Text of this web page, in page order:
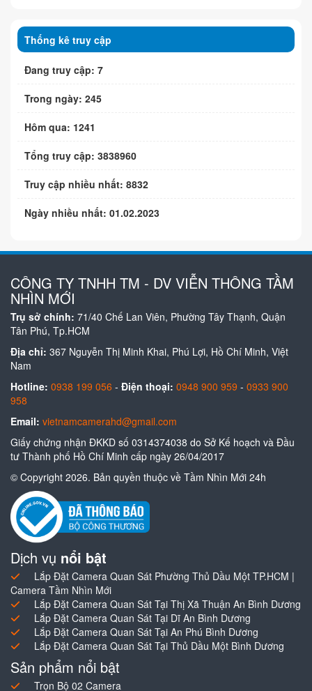
Thống kê truy cập
Đang truy cập: 7
Trong ngày: 245
Hôm qua: 1241
Tổng truy cập: 3838960
Truy cập nhiều nhất: 8832
Ngày nhiều nhất: 01.02.2023
CÔNG TY TNHH TM - DV VIỄN THÔNG TẦM
NHÌN MỚI
Trụ sở chính: 71/40 Chế Lan Viên, Phường Tây Thạnh, Quận
Tân Phú, Tp.HCM
Địa chỉ: 367 Nguyễn Thị Minh Khai, Phú Lợi, Hồ Chí Minh, Việt
Nam
Hotline: 0938 199 056 - Điện thoại: 0948 900 959 - 0933 900
958
Email: vietnamcamerahd@gmail.com
Giấy chứng nhận ĐKKD số 0314374038 do Sở Kế hoạch và Đầu
tư Thành phố Hồ Chí Minh cấp ngày 26/04/2017
© Copyright 2026. Bản quyền thuộc về Tầm Nhìn Mới 24h
Dịch vụ nổi bật
Lắp Đặt Camera Quan Sát Phường Thủ Dầu Một TP.HCM |
Camera Tầm Nhìn Mới
Lắp Đặt Camera Quan Sát Tại Thị Xã Thuận An Bình Dương
Lắp Đặt Camera Quan Sát Tại Dĩ An Bình Dương
Lắp Đặt Camera Quan Sát Tại An Phú Bình Dương
Lắp Đặt Camera Quan Sát Tại Thủ Dầu Một Bình Dương
Sản phẩm nổi bật
Trọn Bộ 02 Camera